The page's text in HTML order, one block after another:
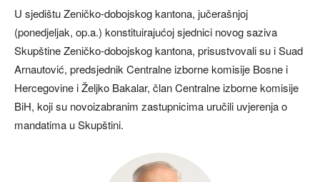
U sjedištu Zeničko-dobojskog kantona, jučerašnjoj
(ponedjeljak, op.a.) konstituirajućoj sjednici novog saziva
Skupštine Zeničko-dobojskog kantona, prisustvovali su i Suad
Arnautović, predsjednik Centralne izborne komisije Bosne i
Hercegovine i Željko Bakalar, član Centralne izborne komisije
BiH, koji su novoizabranim zastupnicima uručili uvjerenja o
mandatima u Skupštini.